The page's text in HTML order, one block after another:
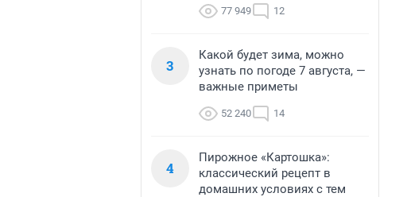
77 949 12
3
Какой будет зима, можно
узнать по погоде 7 августа, —
важные приметы
52 240 14
4
Пирожное «Картошка»:
классический рецепт в
домашних условиях с тем